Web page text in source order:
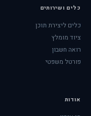
כלים ושירותים
כלים ליצירת תוכן
ציוד מומלץ
רואה חשבון
פורטל משפטי
אודות